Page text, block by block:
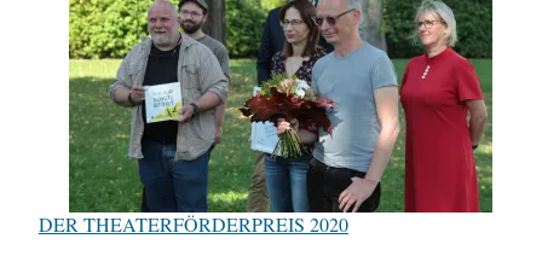
DER THEATERFÖRDERPREIS 2020